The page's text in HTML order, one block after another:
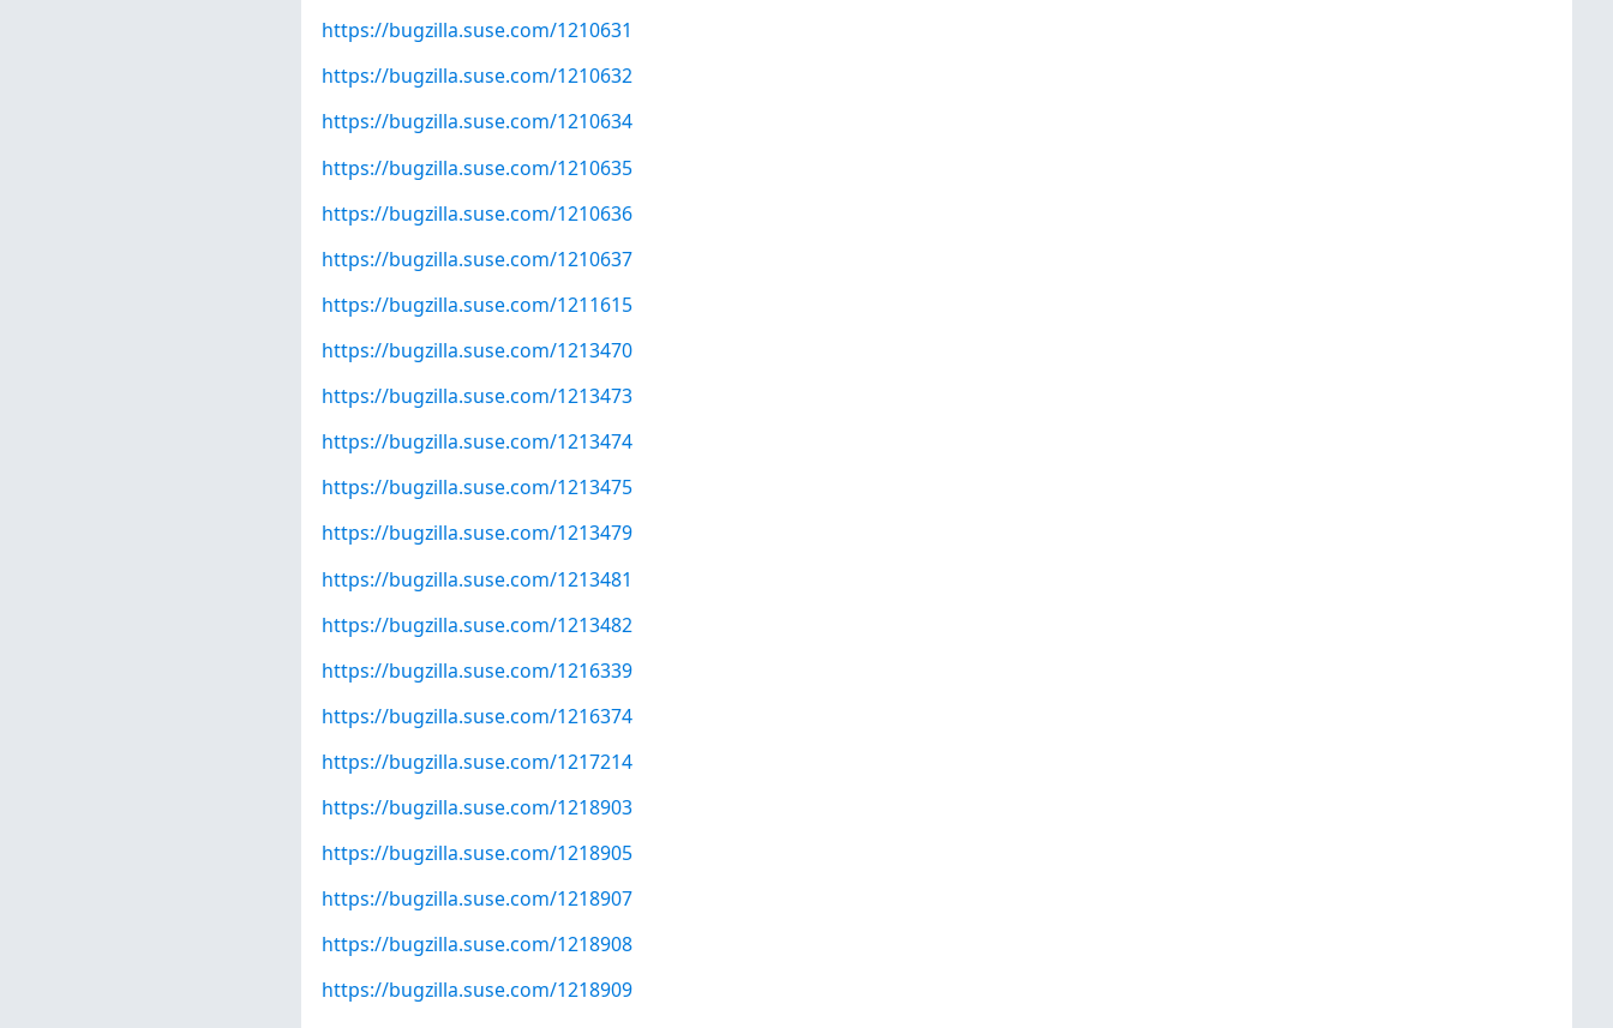
https://bugzilla.suse.com/1210631
https://bugzilla.suse.com/1210632
https://bugzilla.suse.com/1210634
https://bugzilla.suse.com/1210635
https://bugzilla.suse.com/1210636
https://bugzilla.suse.com/1210637
https://bugzilla.suse.com/1211615
https://bugzilla.suse.com/1213470
https://bugzilla.suse.com/1213473
https://bugzilla.suse.com/1213474
https://bugzilla.suse.com/1213475
https://bugzilla.suse.com/1213479
https://bugzilla.suse.com/1213481
https://bugzilla.suse.com/1213482
https://bugzilla.suse.com/1216339
https://bugzilla.suse.com/1216374
https://bugzilla.suse.com/1217214
https://bugzilla.suse.com/1218903
https://bugzilla.suse.com/1218905
https://bugzilla.suse.com/1218907
https://bugzilla.suse.com/1218908
https://bugzilla.suse.com/1218909